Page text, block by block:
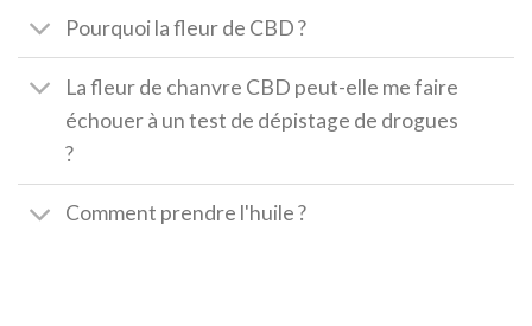
Pourquoi la fleur de CBD ?
La fleur de chanvre CBD peut-elle me faire
échouer à un test de dépistage de drogues
?
Comment prendre l'huile ?